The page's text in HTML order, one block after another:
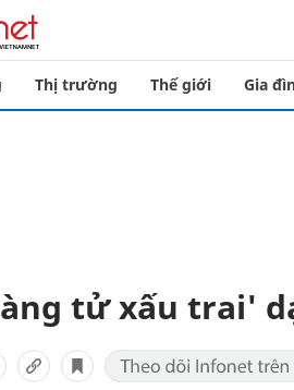
Thị trường Thế giới Gia
tử xấu trai'